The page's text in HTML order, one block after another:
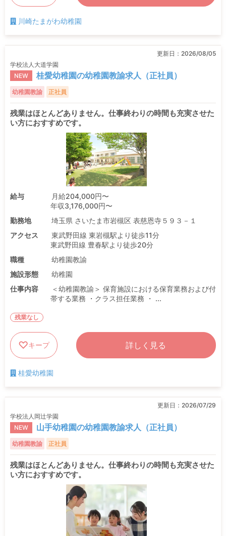
川崎たまがわ幼稚園
更新日： 2026/08/05
学校法人大道学園
NEW
桂愛幼稚園の幼稚園教諭求人（正社員）
幼稚園教諭 正社員
残業はほとんどありません。仕事終わりの時間も充実させた
い方におすすめです。
給与
月給204,000円〜
年収3,176,000円〜
勤務地
埼玉県 さいたま市岩槻区 表慈恩寺５９３－１
アクセス
東武野田線 東岩槻駅より徒歩11分
東武野田線 豊春駅より徒歩20分
職種
幼稚園教諭
施設形態
幼稚園
仕事内容
＜幼稚園教諭＞ 保育施設における保育業務および付
帯する業務 ・クラス担任業務 ・ ...
残業なし
キープ 詳しく見る
桂愛幼稚園
更新日： 2026/07/29
学校法人岡辻学園
NEW
山手幼稚園の幼稚園教諭求人（正社員）
幼稚園教諭 正社員
残業はほとんどありません。仕事終わりの時間も充実させた
い方におすすめです。